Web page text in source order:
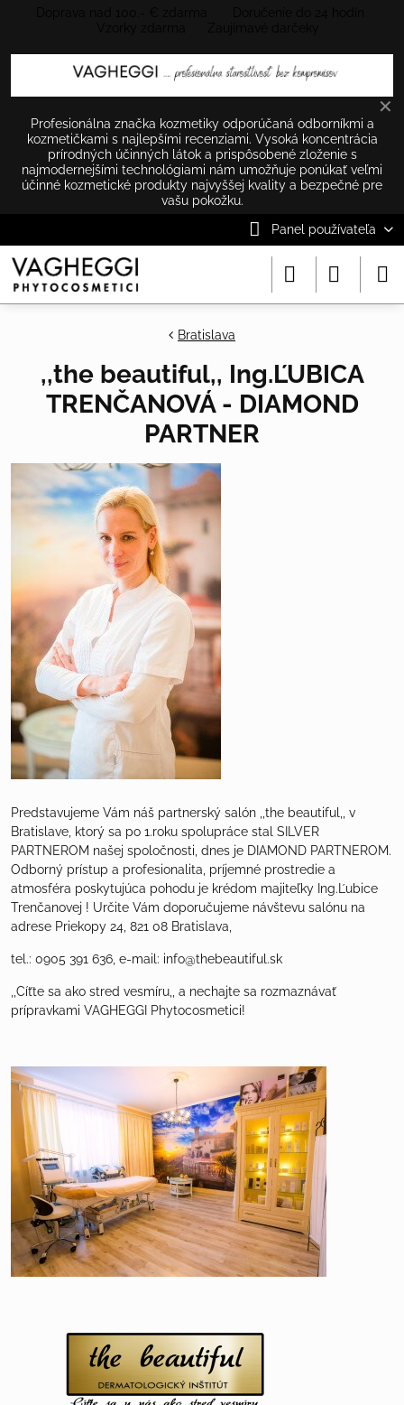
✕
Profesionálna značka kozmetiky odporúčaná odborníkmi a
kozmetičkami s najlepšími recenziami. Vysoká koncentrácia
prírodných účinných látok a prispôsobené zloženie s
najmodernejšími technológiami nám umožňuje ponúkať veľmi
účinné kozmetické produkty najvyššej kvality a bezpečné pre
vašu pokožku.
Panel používateľa
Bratislava
,,the beautiful,, Ing.ĽUBICA
TRENČANOVÁ - DIAMOND
PARTNER
Predstavujeme Vám náš partnerský salón ,,the beautiful,, v
Bratislave, ktorý sa po 1.roku spolupráce stal SILVER
PARTNEROM našej spoločnosti, dnes je DIAMOND PARTNEROM.
Odborný prístup a profesionalita, príjemné prostredie a
atmosféra poskytujúca pohodu je krédom majiteľky Ing.Ľubice
Trenčanovej ! Určite Vám doporučujeme návštevu salónu na
adrese Priekopy 24, 821 08 Bratislava,
tel.: 0905 391 636, e-mail: info@thebeautiful.sk
,,Cíťte sa ako stred vesmíru,, a nechajte sa rozmaznávať
prípravkami VAGHEGGI Phytocosmetici!